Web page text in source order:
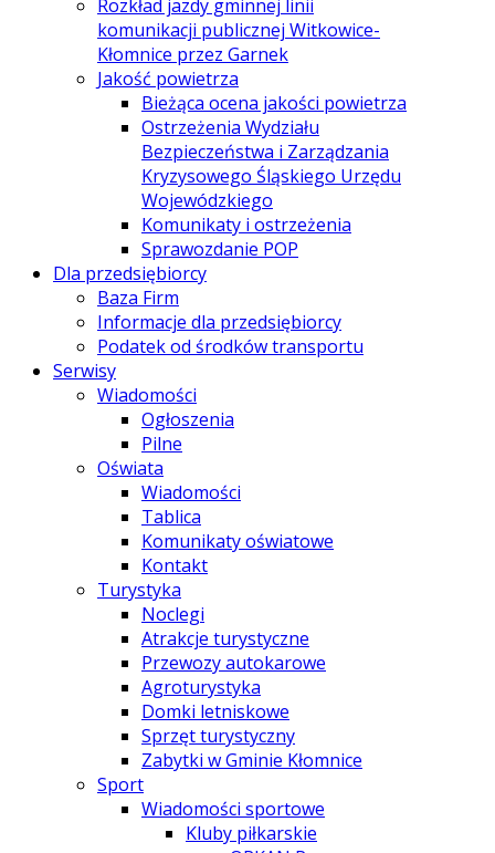
Rozkład jazdy gminnej linii
komunikacji publicznej Witkowice-
Kłomnice przez Garnek
Jakość powietrza
Bieżąca ocena jakości powietrza
Ostrzeżenia Wydziału
Bezpieczeństwa i Zarządzania
Kryzysowego Śląskiego Urzędu
Wojewódzkiego
Komunikaty i ostrzeżenia
Sprawozdanie POP
Dla przedsiębiorcy
Baza Firm
Informacje dla przedsiębiorcy
Podatek od środków transportu
Serwisy
Wiadomości
Ogłoszenia
Pilne
Oświata
Wiadomości
Tablica
Komunikaty oświatowe
Kontakt
Turystyka
Noclegi
Atrakcje turystyczne
Przewozy autokarowe
Agroturystyka
Domki letniskowe
Sprzęt turystyczny
Zabytki w Gminie Kłomnice
Sport
Wiadomości sportowe
Kluby piłkarskie